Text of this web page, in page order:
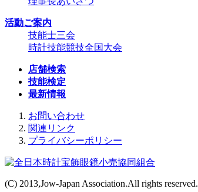
活動ご案内
技能士三会
時計技能競技全国大会
店舗検索
技能検定
最新情報
お問い合わせ
関連リンク
プライバシーポリシー
(C) 2013,Jow-Japan Association.All rights reserved.